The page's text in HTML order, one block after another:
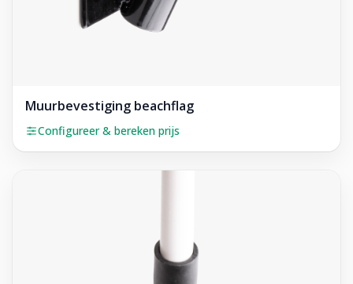
Muurbevestiging beachflag
Configureer & bereken prijs